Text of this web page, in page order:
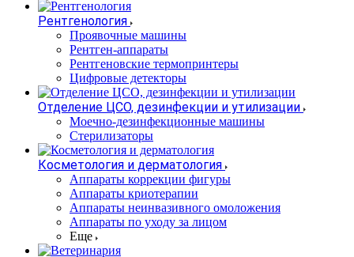
Рентгенология
Проявочные машины
Рентген-аппараты
Рентгеновские термопринтеры
Цифровые детекторы
Отделение ЦСО, дезинфекции и утилизации
Моечно-дезинфекционные машины
Стерилизаторы
Косметология и дерматология
Аппараты коррекции фигуры
Аппараты криотерапии
Аппараты неинвазивного омоложения
Аппараты по уходу за лицом
Еще